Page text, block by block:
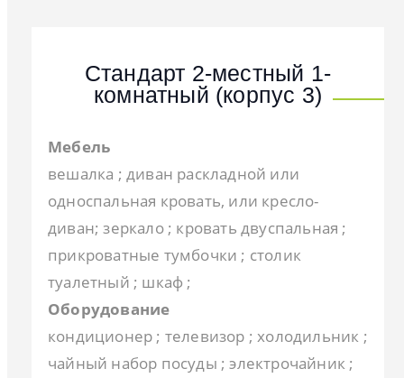
Стандарт 2-местный 1-
комнатный (корпус 3)
Мебель
вешалка ; диван раскладной или
односпальная кровать, или кресло-
диван; зеркало ; кровать двуспальная ;
прикроватные тумбочки ; столик
туалетный ; шкаф ;
Оборудование
кондиционер ; телевизор ; холодильник ;
чайный набор посуды ; электрочайник ;